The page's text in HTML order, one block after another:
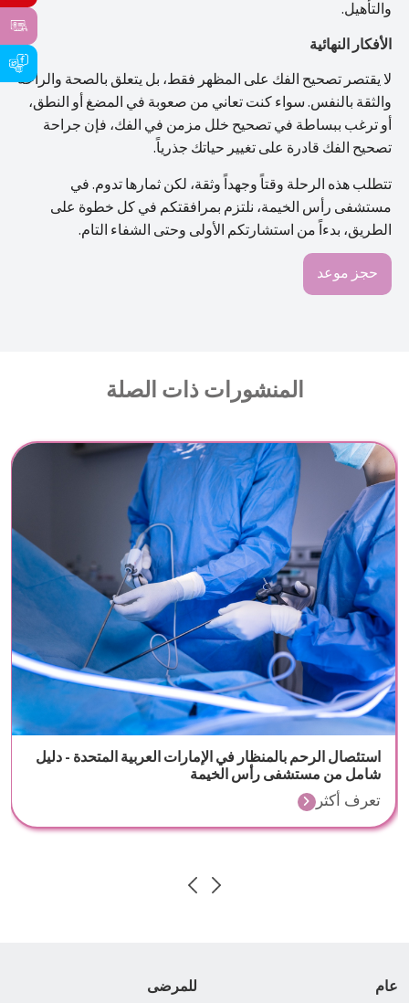
والتأهيل.
الأفكار النهائية
لا يقتصر تصحيح الفك على المظهر فقط، بل يتعلق بالصحة والراحة
والثقة بالنفس. سواء كنت تعاني من صعوبة في المضغ أو النطق،
أو ترغب ببساطة في تصحيح خلل مزمن في الفك، فإن جراحة
تصحيح الفك قادرة على تغيير حياتك جذرياً.
تتطلب هذه الرحلة وقتاً وجهداً وثقة، لكن ثمارها تدوم. في
مستشفى رأس الخيمة، نلتزم بمرافقتكم في كل خطوة على
الطريق، بدءاً من استشارتكم الأولى وحتى الشفاء التام.
حجز موعد
المنشورات ذات الصلة
استئصال الرحم بالمنظار في الإمارات العربية المتحدة - دليل
شامل من مستشفى رأس الخيمة
تعرف أكثر
عام للمرضى